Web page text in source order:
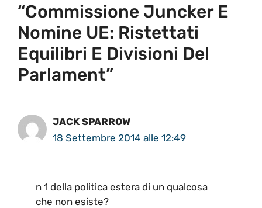
“Commissione Juncker E
Nomine UE: Ristettati
Equilibri E Divisioni Del
Parlament”
JACK SPARROW
18 Settembre 2014 alle 12:49
n 1 della politica estera di un qualcosa
che non esiste?